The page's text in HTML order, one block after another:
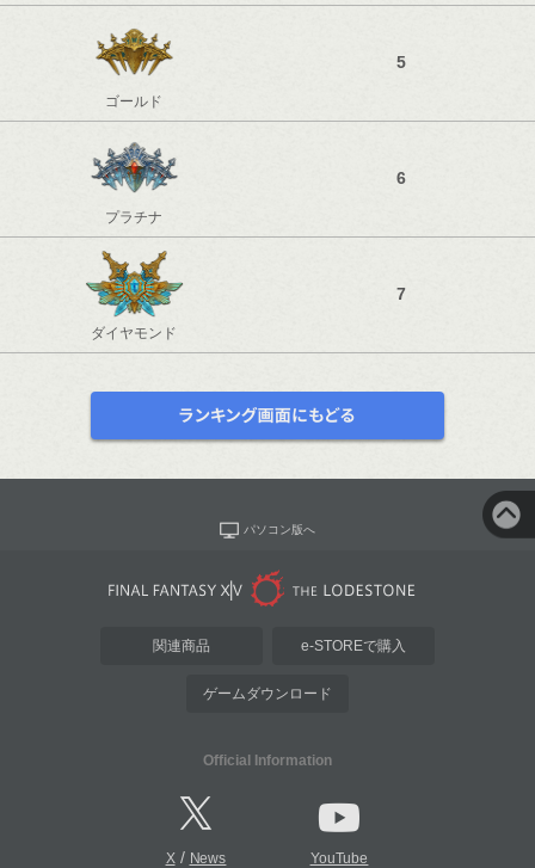
ゴールド
5
プラチナ
6
ダイヤモンド
7
パソコン版へ
関連商品 e-STOREで購入
ゲームダウンロード
Official Information
X/ News YouTube